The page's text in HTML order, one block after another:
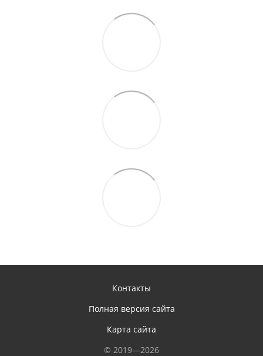
Контакты
Полная версия сайта
Карта сайта
© 2019—2026